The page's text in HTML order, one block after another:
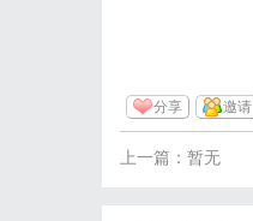
分享 邀请
上一篇：暂无